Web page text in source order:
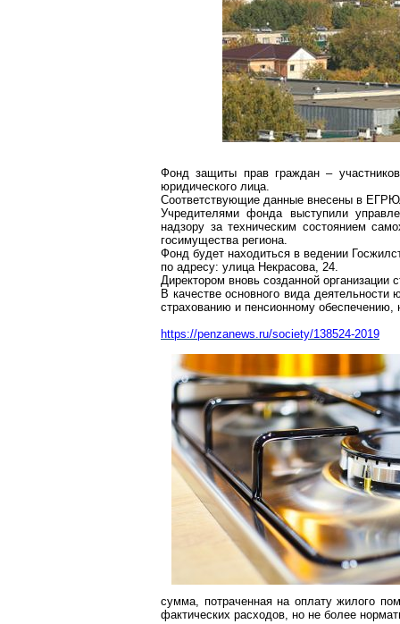
Фонд защиты прав граждан – участников
юридического лица.
Соответствующие данные внесены в
Учредителями фонда выступили
надзору за техническим состоянием
госимущества региона.
Фондбудет находиться в ведении
по адресу: улица Некрасова, 24.
Директором вновь созданной организации
В качестве основного вида деятельности
страхованию и пенсионному обеспечению,
https://penzanews.ru/society/138524-2019
сумма, потраченная на оплату жилого
фактических расходов, но не более